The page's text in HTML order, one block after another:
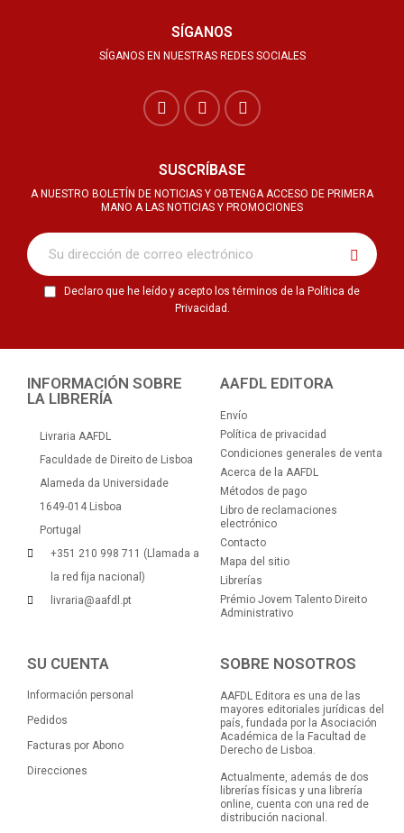
SÍGANOS
SÍGANOS EN NUESTRAS REDES SOCIALES
SUSCRÍBASE
A NUESTRO BOLETÍN DE NOTICIAS Y OBTENGA ACCESO DE PRIMERA
MANO A LAS NOTICIAS Y PROMOCIONES
Declaro que he leído y acepto los términos de la Política de
Privacidad.
INFORMACIÓN SOBRE
LA LIBRERÍA
Livraria AAFDL
Faculdade de Direito de Lisboa
Alameda da Universidade
1649-014 Lisboa
Portugal
+351 210 998 711 (Llamada a
la red fija nacional)
livraria@aafdl.pt
AAFDL EDITORA
Envío
Política de privacidad
Condiciones generales de venta
Acerca de la AAFDL
Métodos de pago
Libro de reclamaciones
electrónico
Contacto
Mapa del sitio
Librerías
Prémio Jovem Talento Direito
Administrativo
SU CUENTA
Información personal
Pedidos
Facturas por Abono
Direcciones
SOBRE NOSOTROS
AAFDL Editora es una de las
mayores editoriales jurídicas del
país, fundada por la Asociación
Académica de la Facultad de
Derecho de Lisboa.
Actualmente, además de dos
librerías físicas y una librería
online, cuenta con una red de
distribución nacional.